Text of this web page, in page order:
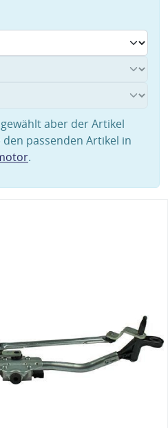
aber der Artikel
den passenden Artikel in
.